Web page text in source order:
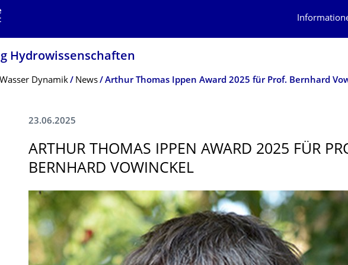
Hydrowissenschaf­ten
Dynamik News Arthur Thomas Ippen Award 2025 für Prof. Bernhard
23.06.2025
ARTHUR THOMAS IPPEN AWARD 2025 FÜR
BERNHARD VOWINCKEL